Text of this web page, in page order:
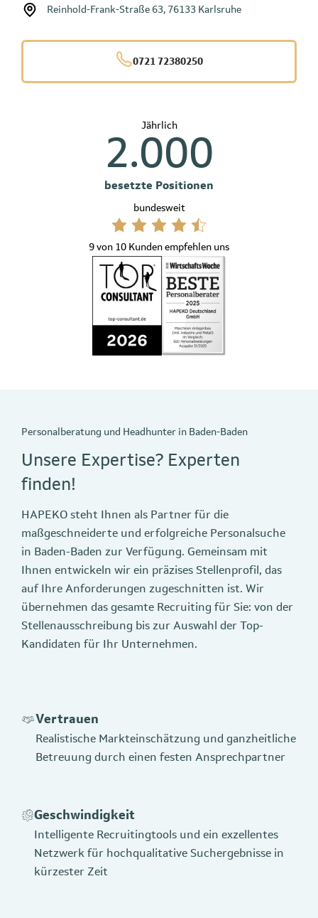
Reinhold-Frank-Straße 63, 76133 Karlsruhe
0721 72380250
Jährlich
2.000
besetzte Positionen
bundesweit
9 von 10 Kunden empfehlen uns
Personalberatung und Headhunter in Baden-Baden
Unsere Expertise? Experten
finden!
HAPEKO steht Ihnen als Partner für die
maßgeschneiderte und erfolgreiche Personalsuche
in Baden-Baden zur Verfügung. Gemeinsam mit
Ihnen entwickeln wir ein präzises Stellenprofil, das
auf Ihre Anforderungen zugeschnitten ist. Wir
übernehmen das gesamte Recruiting für Sie: von der
Stellenausschreibung bis zur Auswahl der Top-
Kandidaten für Ihr Unternehmen.
Vertrauen
Realistische Markteinschätzung und ganzheitliche
Betreuung durch einen festen Ansprechpartner
Geschwindigkeit
Intelligente Recruitingtools und ein exzellentes
Netzwerk für hochqualitative Suchergebnisse in
kürzester Zeit